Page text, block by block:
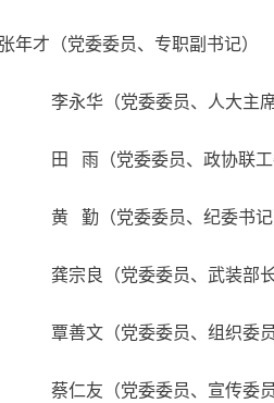
年才（党委委员、专职副书记）
李永华（党委委员、人大主席
田 雨（党委委员、政协联工
黄 勤（党委委员、纪委书记
龚宗良（党委委员、武装部长
覃善文（党委委员、组织委员
蔡仁友（党委委员、宣传委员